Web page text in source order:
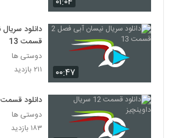
۰۰:۴۷
قسمت 13
دوستی ها
۲۱۱ بازدید
دانلود قسمت 12 سریال داوینچیز
دوستی ها
۱۸۳ بازدید